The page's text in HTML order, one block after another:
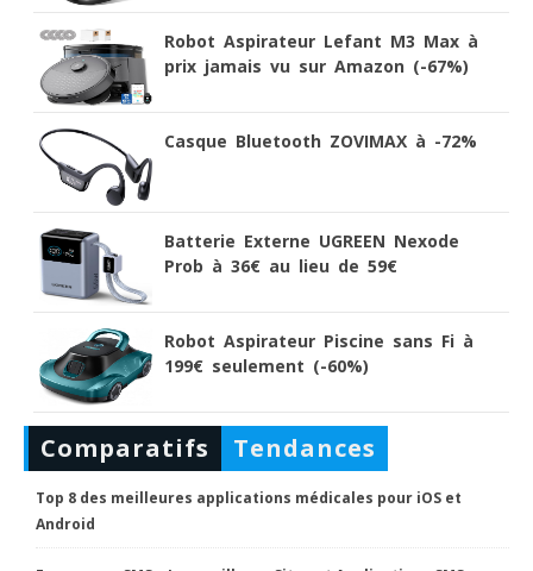
Robot Aspirateur Lefant M3 Max à
prix jamais vu sur Amazon (-67%)
Casque Bluetooth ZOVIMAX à -72%
Batterie Externe UGREEN Nexode
Prob à 36€ au lieu de 59€
Robot Aspirateur Piscine sans Fi à
199€ seulement (-60%)
Comparatifs Tendances
Top 8 des meilleures applications médicales pour iOS et
Android